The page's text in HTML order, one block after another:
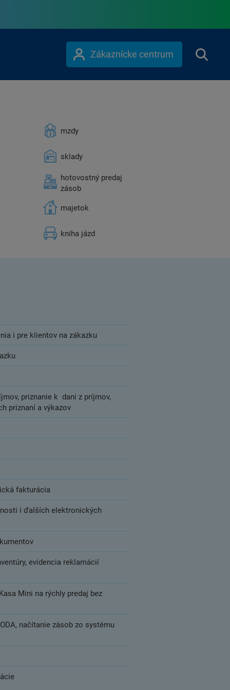
Zákaznícke centrum
mzdy
sklady
hotovostný predaj
zásob
majetok
kniha jázd
i pre klientov na zákazku
priznanie k dani z príjmov,
priznaní a výkazov
fakturácia
i ďalších elektronických
evidencia reklamácií
Mini na rýchly predaj bez
načítanie zásob zo systému